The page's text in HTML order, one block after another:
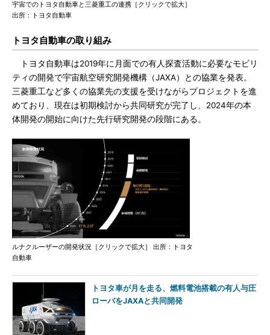
宇宙でのトヨタ自動車と三菱重工の連携［クリックで拡大］
出所：トヨタ自動車
トヨタ自動車の取り組み
トヨタ自動車は2019年に月面での有人探査活動に必要なモビリ
ティの開発で宇宙航空研究開発機構（JAXA）との協業を発表。
三菱重工など多くの協業先の支援を受けながらプロジェクトを進
めており、現在は初期検討から共同研究が完了し、2024年の本
体開発の開始に向けた先行研究開発の段階にある。
ルナクルーザーの開発状況［クリックで拡大］ 出所：トヨタ
自動車
トヨタ車が月を走る、燃料電池搭載の有人与圧
ローバをJAXAと共同開発